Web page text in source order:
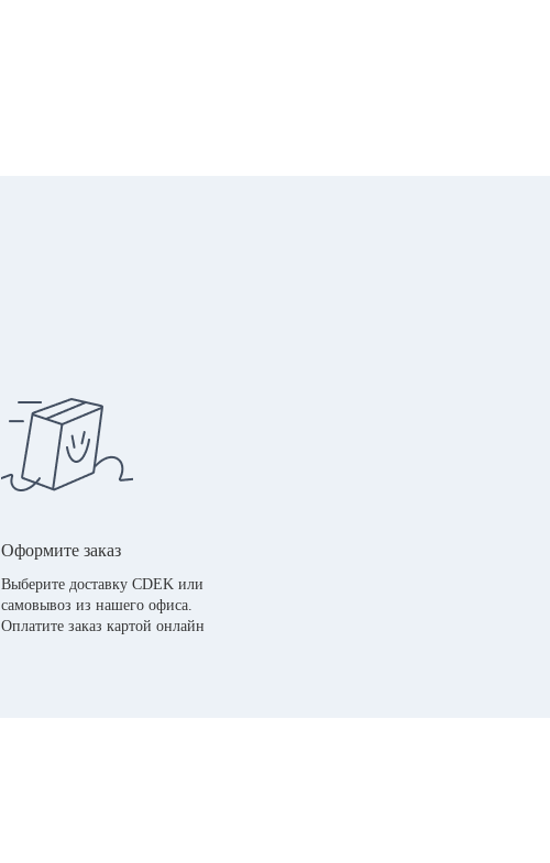
Оформите заказ
Выберите доставку CDEK или
самовывоз из нашего офиса.
Оплатите заказ картой онлайн